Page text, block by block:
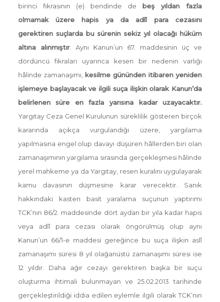
birinci fıkrasının (e) bendinde debeş yıldan fazla
olmamak üzere hapis ya da adlî para cezasını
gerektiren suçlarda bu sürenin sekiz yıl olacağı hüküm
altına alınmıştır. Aynı Kanun’un 67. maddesinin üç ve
dördüncü fıkraları uyarınca kesen bir nedenin varlığı
hâlinde zamanaşımı, kesilme gününden itibaren yeniden
işlemeye başlayacak ve ilgili suça ilişkin olarak Kanun’da
belirlenen süre en fazla yarısına kadar uzayacaktır.
Yargıtay Ceza Genel Kurulunun süreklilik gösteren birçok
kararında açıkça vurgulandığı üzere, yargılama
yapılmasına engel olup davayı düşüren hâllerden biri olan
zamanaşımının yargılama sırasında gerçekleşmesi hâlinde
yerel mahkeme ya da Yargıtay, resen kuralını uygulayarak
kamu davasının düşmesine karar verecektir. Sanık
hakkındaki kasten basit yaralama suçunun yaptırımı
TCK’nın 86/2. maddesinde dört aydan bir yıla kadar hapis
veya adlî para cezası olarak öngörülmüş olup aynı
Kanun’un 66/1-e maddesi gereğince bu suça ilişkin aslî
zamanaşımı süresi 8 yıl olağanüstü zamanaşımı süresi ise
12 yıldır. Daha ağır cezayı gerektiren başka bir suçu
oluşturma ihtimali bulunmayan ve 25.02.2013 tarihinde
gerçekleştirildiği iddia edilen eylemle ilgili olarak TCK’nın